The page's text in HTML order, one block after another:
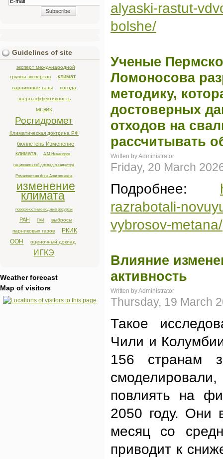
alyaski-rastut-
bolshe/
Ученые
Ломоносова
методику,
достоверных
отходов на
рассчитывать
Written by Administrator
Friday, 20 March
Подробнее:
razrabotali-
vybrosov-metana/
Влияние
активность
Written by Administrator
Thursday, 19 March
Такое
Чили и
156 странам
повлиять на
2050 году. Они
месяц со
приводит к
Guidelines of site
эксперт международной
группы экспертов
климат
парниковые газы
погода
энергоэффективность
МГЭИК
Росгидромет
Климатическая доктрина РФ
бюллетень Изменение
климата
А.М.Никаноров
национальный доклад о кадастре
Романовская Анна Анатольевна
изменение
климата
поверхностные водные ресурсы
РАН ГХИ
выбросы
парниковых газов
РКИК
ООН
оценочный доклад
ИГКЭ
Weather forecast
Map of visitors